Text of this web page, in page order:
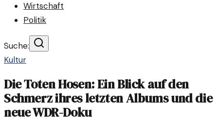
Wirtschaft
Politik
Suche:
Kultur
Die Toten Hosen: Ein Blick auf den
Schmerz ihres letzten Albums und die
neue WDR-Doku